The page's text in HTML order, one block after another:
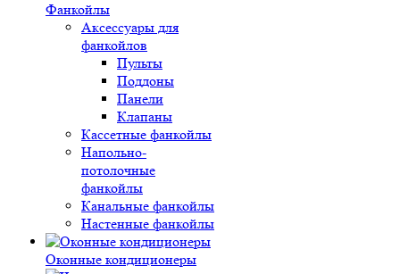
Фанкойлы
Аксессуары для
фанкойлов
Пульты
Поддоны
Панели
Клапаны
Кассетные фанкойлы
Напольно-
потолочные
фанкойлы
Канальные фанкойлы
Настенные фанкойлы
Оконные кондиционеры